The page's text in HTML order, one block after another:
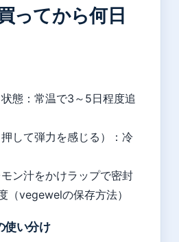
ってから何日
態：常温で3～5日程度追
して弾力を感じる）：冷
ン汁をかけラップで密封
（vegewelの保存方法）
使い分け